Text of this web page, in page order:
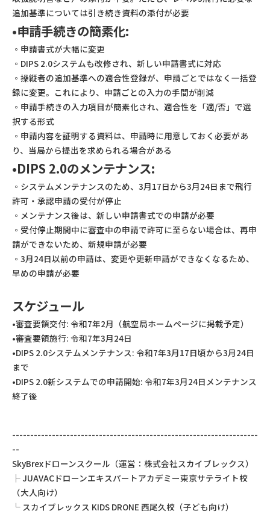
追加基準については引き続き資料の添付が必要
•申請手続きの簡素化:
◦申請書式が大幅に変更
◦DIPS 2.0システムも改修され、新しい申請書式に対応
◦操縦者の追加基準への適合性登録が、申請ごとではなく一括登
録に変更。これにより、申請ごとの入力の手間が削減
◦申請手続きの入力項目が簡素化され、適合性を「適/否」で選
択する形式
◦申請内容を証明する資料は、申請時に用意しておく必要があ
り、当局から提出を求められる場合がある
•DIPS 2.0のメンテナンス:
◦システムメンテナンスのため、3月17日から3月24日まで飛行
許可・承認申請の受付が停止
◦メンテナンス後は、新しい申請書式での申請が必要
◦受付停止期間中に審査中の申請で許可に至らない場合は、再申
請ができないため、新規申請が必要
◦3月24日以前の申請は、変更や更新申請ができなくなるため、
早めの申請が必要
スケジュール
•審査要領交付: 令和7年2月（航空局ホームページに掲載予定）
•審査要領施行: 令和7年3月24日
•DIPS 2.0システムメンテナンス: 令和7年3月17日頃から3月24日
まで
•DIPS 2.0新システムでの申請開始: 令和7年3月24日メンテナンス
終了後
--------------------------------------------------------------------
--
SkyBrexドローンスクール（運営：株式会社スカイブレックス）
├ JUAVACドローンエキスパートアカデミー東京サテライト校
（大人向け）
└ スカイブレックス KIDS DRONE 西尾久校（子ども向け）